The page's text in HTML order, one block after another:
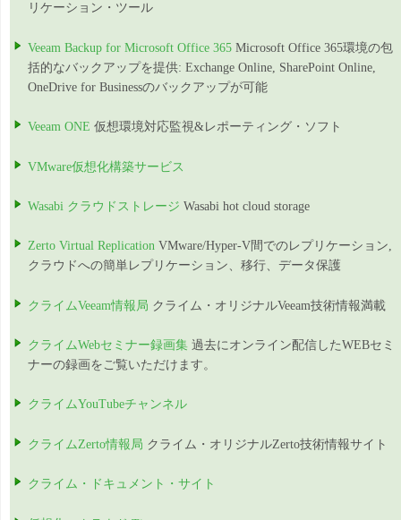
リケーション・ツール
Veeam Backup for Microsoft Office 365 Microsoft Office 365環境の包
括的なバックアップを提供: Exchange Online, SharePoint Online,
OneDrive for Businessのバックアップが可能
Veeam ONE 仮想環境対応監視&レポーティング・ソフト
VMware仮想化構築サービス
Wasabi クラウドストレージ Wasabi hot cloud storage
Zerto Virtual Replication VMware/Hyper-V間でのレプリケーション,
クラウドへの簡単レプリケーション、移行、データ保護
クライムVeeam情報局 クライム・オリジナルVeeam技術情報満載
クライムWebセミナー録画集 過去にオンライン配信したWEBセミ
ナーの録画をご覧いただけます。
クライムYouTubeチャンネル
クライムZerto情報局 クライム・オリジナルZerto技術情報サイト
クライム・ドキュメント・サイト